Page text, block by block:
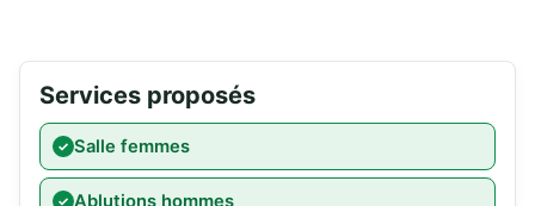
Services proposés
Salle femmes
Ablutions hommes